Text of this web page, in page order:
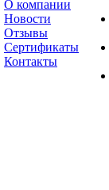
О компании
Новости
Отзывы
Сертификаты
Контакты